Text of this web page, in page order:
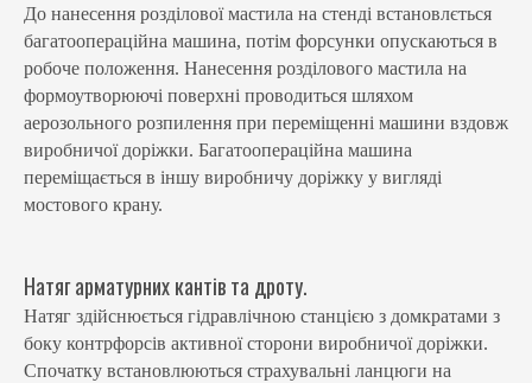
До нанесення розділової мастила на стенді встановлється
багатоопераційна машина, потім форсунки опускаються в
робоче положення. Нанесення розділового мастила на
формоутворюючі поверхні проводиться шляхом
аерозольного розпилення при переміщенні машини вздовж
виробничої доріжки. Багатоопераційна машина
переміщається в іншу виробничу доріжку у вигляді
мостового крану.
Натяг арматурних кантів та дроту.
Натяг здійснюється гідравлічною станцією з домкратами з
боку контрфорсів активної сторони виробничої доріжки.
Спочатку встановлюються страхувальні ланцюги на